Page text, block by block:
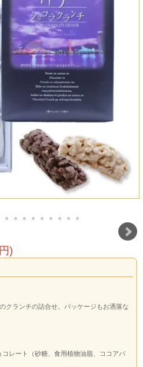
)
クランチの詰合せ。パッケージもお洒落な
レート（砂糖、食用植物油脂、ココアパ